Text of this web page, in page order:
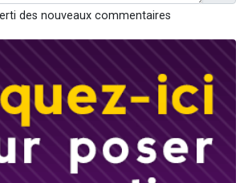
des nouveaux commentaires